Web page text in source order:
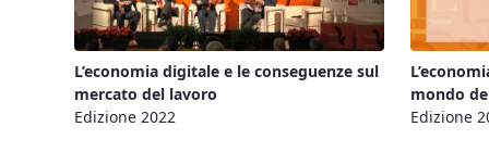
L’economia digitale e le conseguenze sul
mercato del lavoro
Edizione 2022
mondo
Edizione